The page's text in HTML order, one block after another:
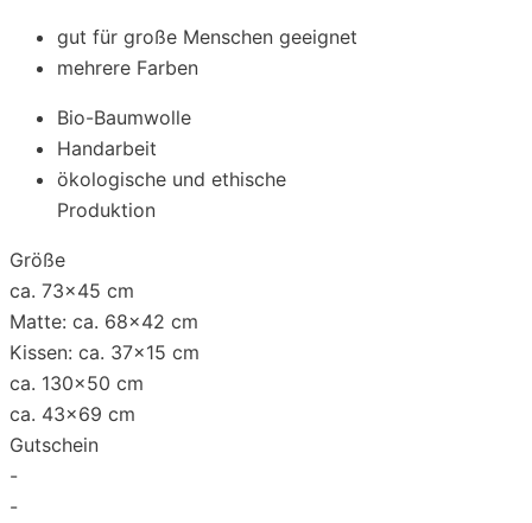
gut für große Menschen geeignet
mehrere Farben
Bio-Baumwolle
Handarbeit
ökologische und ethische
Produktion
Größe
ca. 73x45 cm
Matte: ca. 68x42 cm
Kissen: ca. 37x15 cm
ca. 130x50 cm
ca. 43x69 cm
Gutschein
-
-